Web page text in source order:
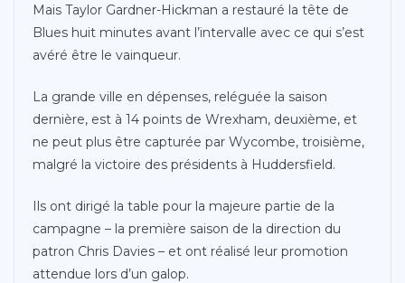
Mais Taylor Gardner-Hickman a restauré la tête de
Blues huit minutes avant l’intervalle avec ce qui s’est
avéré être le vainqueur.
La grande ville en dépenses, reléguée la saison
dernière, est à 14 points de Wrexham, deuxième, et
ne peut plus être capturée par Wycombe, troisième,
malgré la victoire des présidents à Huddersfield.
Ils ont dirigé la table pour la majeure partie de la
campagne – la première saison de la direction du
patron Chris Davies – et ont réalisé leur promotion
attendue lors d’un galop.